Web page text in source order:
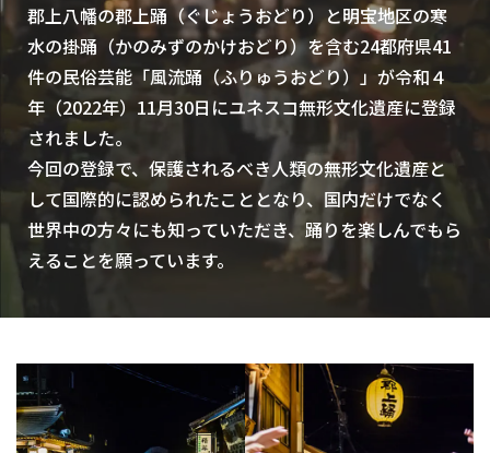
郡上八幡の郡上踊（ぐじょうおどり）と明宝地区の寒
水の掛踊（かのみずのかけおどり）を含む24都府県41
件の民俗芸能「風流踊（ふりゅうおどり）」が令和４
年（2022年）11月30日にユネスコ無形文化遺産に登録
されました。
今回の登録で、保護されるべき人類の無形文化遺産と
して国際的に認められたこととなり、国内だけでなく
世界中の方々にも知っていただき、踊りを楽しんでもら
えることを願っています。